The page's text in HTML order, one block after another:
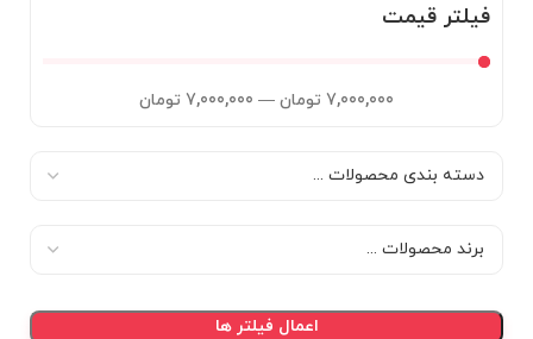
فیلتر قیمت
7,000,000 تومان —
7,000,000 تومان
اعمال فیلتر ها